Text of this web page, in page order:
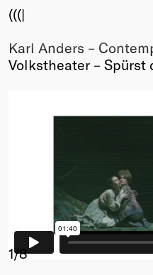
(((|
About
Club
Fair Work
Membership
Info
Karl Anders –
Volkstheater – Spürst
1/8